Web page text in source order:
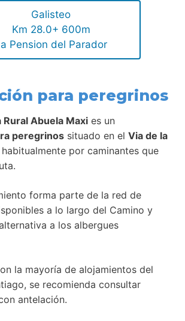
Galisteo
Km 28.0+ 600m
Pension del Parador
para peregrinos
Rural Abuela Maxi es un
peregrinos situado en el Via de la
por caminantes que
forma parte de la red de
a lo largo del Camino y
a los albergues
la mayoría de alojamientos del
se recomienda consultar
antelación.